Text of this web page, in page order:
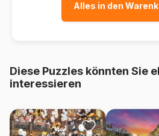
Alles in den
Diese Puzzles könnten Sie
interessieren